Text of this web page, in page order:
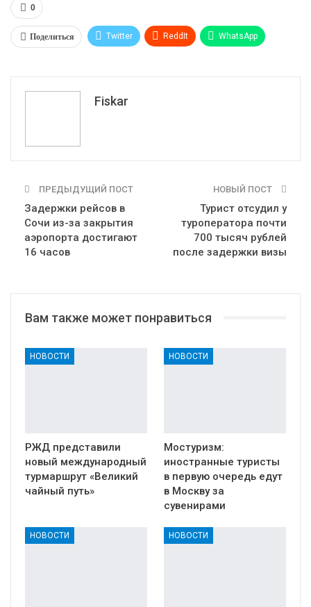
0
Поделиться Twitter ReddIt WhatsApp
Telegram
Fiskar
ПРЕДЫДУЩИЙ ПОСТ
Задержки рейсов в
Сочи из-за закрытия
аэропорта достигают
16 часов
НОВЫЙ ПОСТ
Турист отсудил у
туроператора почти
700 тысяч рублей
после задержки визы
Вам также может понравиться
НОВОСТИ
РЖД представили
новый международный
турмаршрут «Великий
чайный путь»
НОВОСТИ
Мостуризм:
иностранные туристы
в первую очередь едут
в Москву за
сувенирами
НОВОСТИ НОВОСТИ